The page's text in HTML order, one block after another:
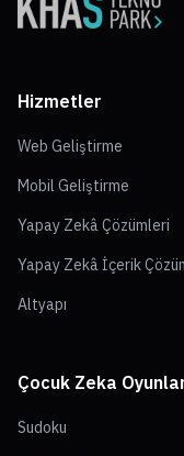
Hizmetler
Web Geliştirme
Mobil Geliştirme
Yapay Zekâ Çözümleri
Yapay Zekâ İçerik
Altyapı
Çocuk Zeka
Sudoku